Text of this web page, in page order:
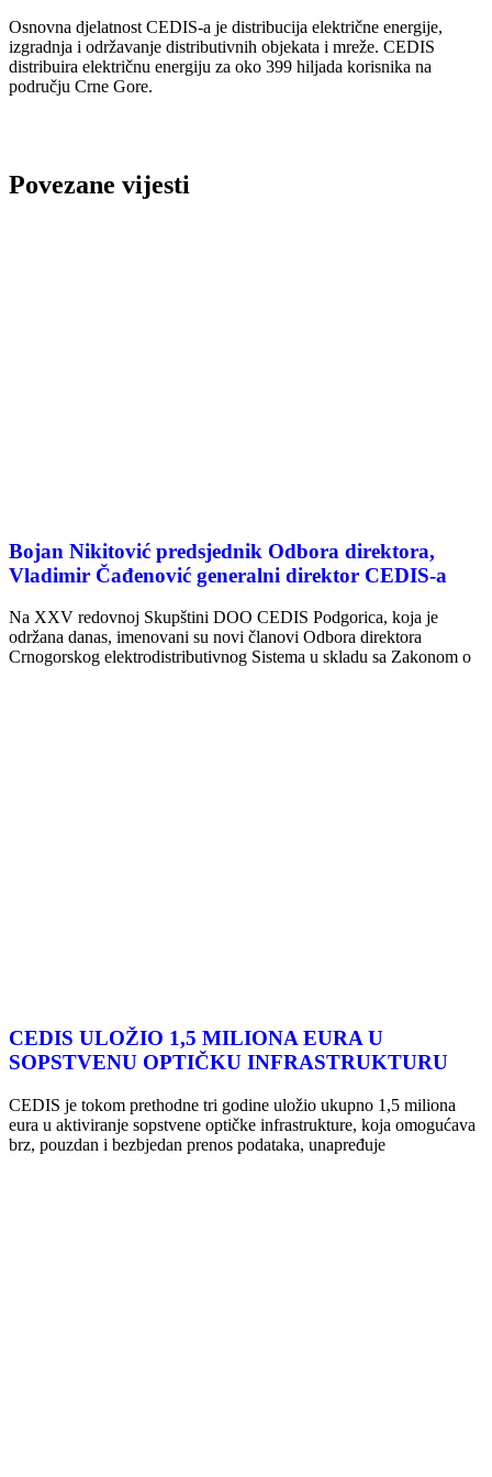
Osnovna djelatnost CEDIS-a je distribucija električne energije,
izgradnja i održavanje distributivnih objekata i mreže. CEDIS
distribuira električnu energiju za oko 399 hiljada korisnika na
području Crne Gore.
Povezane vijesti
Bojan Nikitović predsjednik Odbora direktora,
Vladimir Čađenović generalni direktor CEDIS-a
Na XXV redovnoj Skupštini DOO CEDIS Podgorica, koja je
održana danas, imenovani su novi članovi Odbora direktora
Crnogorskog elektrodistributivnog Sistema u skladu sa Zakonom o
CEDIS ULOŽIO 1,5 MILIONA EURA U
SOPSTVENU OPTIČKU INFRASTRUKTURU
CEDIS je tokom prethodne tri godine uložio ukupno 1,5 miliona
eura u aktiviranje sopstvene optičke infrastrukture, koja omogućava
brz, pouzdan i bezbjedan prenos podataka, unapređuje